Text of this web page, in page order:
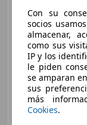
03/2006
Con su
socios
almacenar,
como sus
IP y los
le piden
se amparan
sus
más
Cookies.